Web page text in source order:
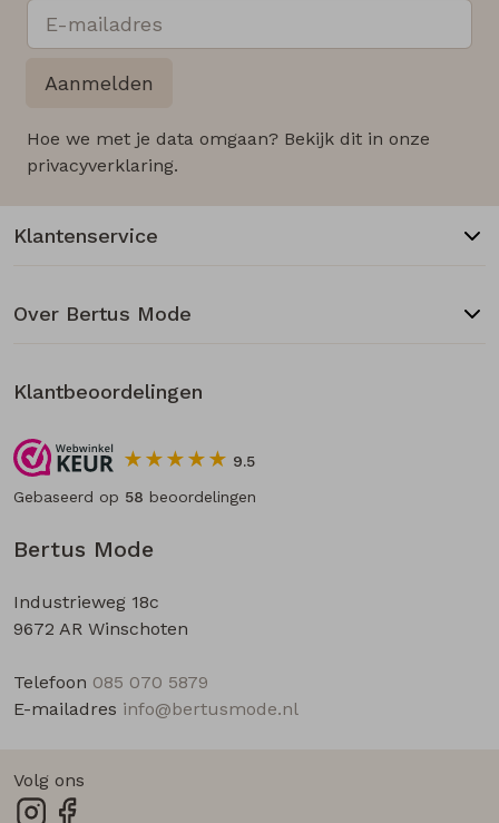
Aanmelden
Hoe we met je data omgaan? Bekijk dit in onze
privacyverklaring.
Bertus Mode
Industrieweg 18c
9672 AR Winschoten
Telefoon 085 070 5879
E-mailadres info@bertusmode.nl
Klantenservice
Over Bertus Mode
Klantbeoordelingen
9.5
Gebaseerd op 58 beoordelingen
Volg ons